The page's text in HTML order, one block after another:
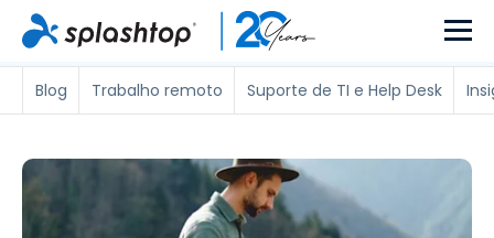
Blog Trabalho remoto Suporte de TI e Help Desk